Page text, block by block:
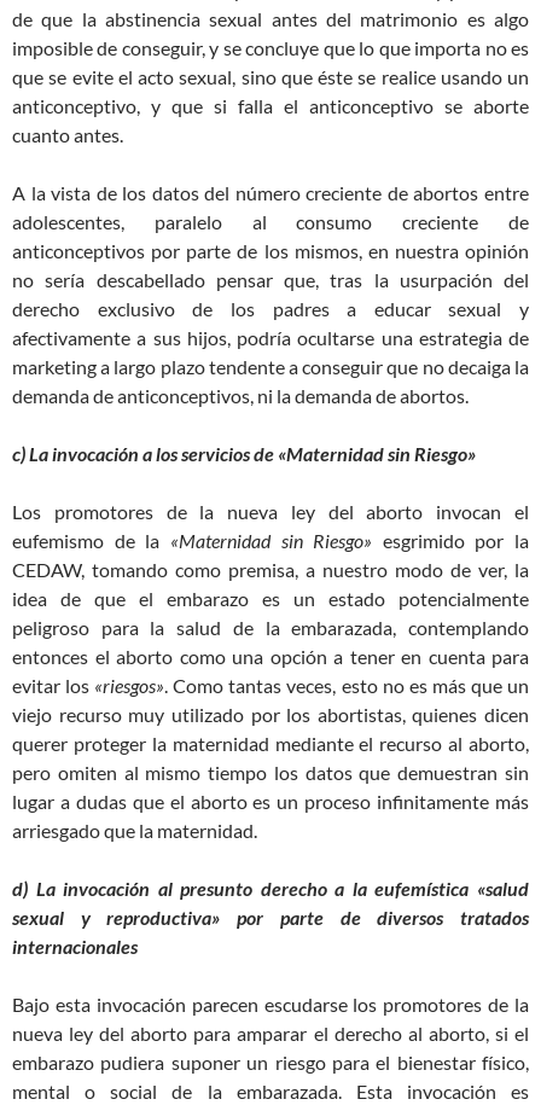
de que la abstinencia sexual antes del matrimonio es algo
imposible de conseguir, y se concluye que lo que importa no es
que se evite el acto sexual, sino que éste se realice usando un
anticonceptivo, y que si falla el anticonceptivo se aborte
cuanto antes.
A la vista de los datos del número creciente de abortos entre
adolescentes, paralelo al consumo creciente de
anticonceptivos por parte de los mismos, en nuestra opinión
no sería descabellado pensar que, tras la usurpación del
derecho exclusivo de los padres a educar sexual y
afectivamente a sus hijos, podría ocultarse una estrategia de
marketing a largo plazo tendente a conseguir que no decaiga la
demanda de anticonceptivos, ni la demanda de abortos.
c) La invocación a los servicios de «Maternidad sin Riesgo»
Los promotores de la nueva ley del aborto invocan el
eufemismo de la «Maternidad sin Riesgo» esgrimido por la
CEDAW, tomando como premisa, a nuestro modo de ver, la
idea de que el embarazo es un estado potencialmente
peligroso para la salud de la embarazada, contemplando
entonces el aborto como una opción a tener en cuenta para
evitar los «riesgos» . Como tantas veces, esto no es más que un
viejo recurso muy utilizado por los abortistas, quienes dicen
querer proteger la maternidad mediante el recurso al aborto,
pero omiten al mismo tiempo los datos que demuestran sin
lugar a dudas que el aborto es un proceso infinitamente más
arriesgado que la maternidad.
d) La invocación al presunto derecho a la eufemística «salud
sexual y reproductiva» por parte de diversos tratados
internacionales
Bajo esta invocación parecen escudarse los promotores de la
nueva ley del aborto para amparar el derecho al aborto, si el
embarazo pudiera suponer un riesgo para el bienestar físico,
mental o social de la embarazada. Esta invocación es